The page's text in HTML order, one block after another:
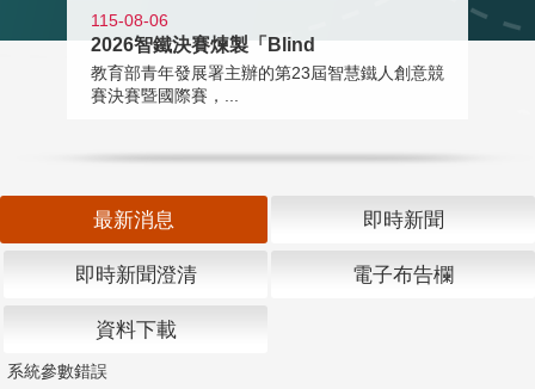
115-08-06
2026智鐵決賽煉製「Blind
教育部青年發展署主辦的第23屆智慧鐵人創意競
賽決賽暨國際賽，...
最新消息 即時新聞
即時新聞澄清 電子布告欄
資料下載
系統參數錯誤